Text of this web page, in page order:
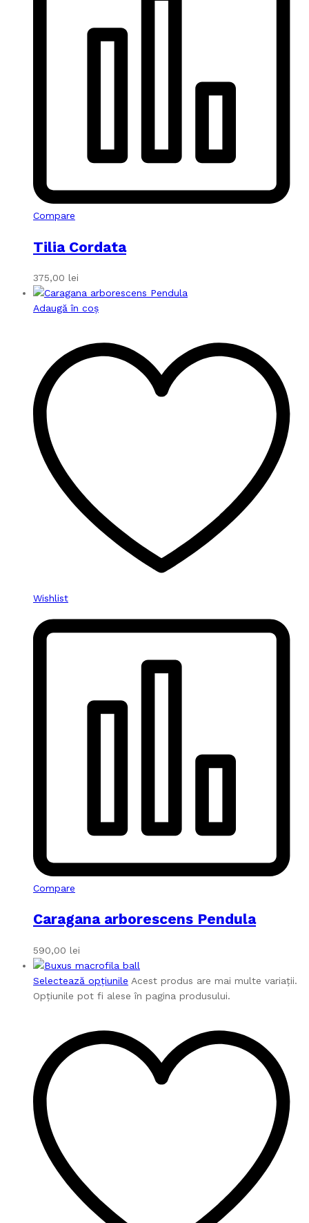
Compare
Tilia Cordata
375,00 lei
Adaugă în coș
Wishlist
Compare
Caragana arborescens Pendula
590,00 lei
Selectează opțiunile Acest produs are mai multe variații.
Opțiunile pot fi alese în pagina produsului.